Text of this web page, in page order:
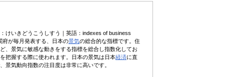
けいきどうこうしすう｜英語：indexes of business
府が毎月発表する、日本の景気の総合的な指標です。住
、景気に敏感な動きをする指標を総合し指数化してお
把握する際に使われます。日本の景気は日本経済に直
景気動向指数の注目度は非常に高いです。